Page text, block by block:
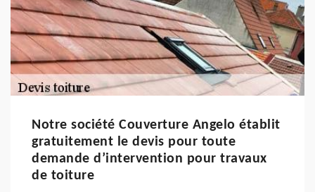
Notre société Couverture Angelo établit
gratuitement le devis pour toute
demande d’intervention pour travaux
de toiture